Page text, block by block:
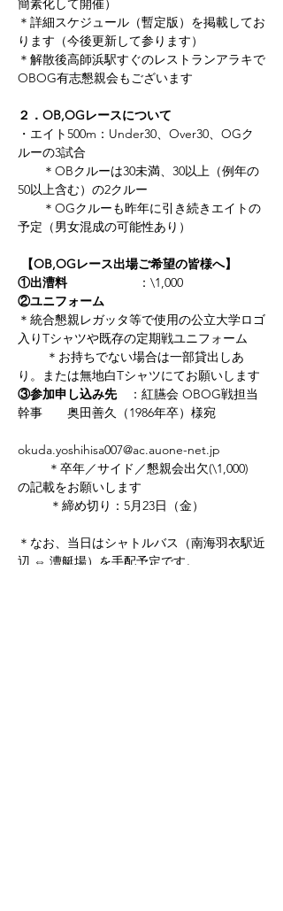
簡素化して開催）
＊詳細スケジュール（暫定版）を掲載してお
ります（今後更新して参ります）
＊解散後高師浜駅すぐのレストランアラキで
OBOG有志懇親会もございます
２．OB,OGレースについて
・エイト500m：Under30、Over30、OGク
ルーの3試合
＊OBクルーは30未満、30以上（例年の
50以上含む）の2クルー
＊OGクルーも昨年に引き続きエイトの
予定（男女混成の可能性あり）
【OB,OGレース出場ご希望の皆様へ】
①出漕料
：\1,000
②ユニフォーム
＊統合懇親レガッタ等で使用の公立大学ロゴ
入りTシャツや既存の定期戦ユニフォーム
＊お持ちでない場合は一部貸出しあ
り。または無地白Tシャツにてお願いします
③参加申し込み先 ：紅臙会 OBOG戦担当
幹事　　奥田善久（1986年卒）様宛
okuda.yoshihisa007@ac.auone-net.jp
＊卒年／サイド／懇親会出欠(\1,000)
の記載をお願いします
＊締め切り：5月23日（金）
＊なお、当日はシャトルバス（南海羽衣駅近
辺 ⇔ 漕艇場）を手配予定です。